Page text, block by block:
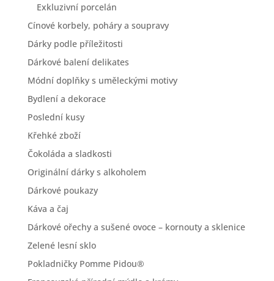
Exkluzivní porcelán
Cínové korbely, poháry a soupravy
Dárky podle příležitosti
Dárkové balení delikates
Módní doplňky s uměleckými motivy
Bydlení a dekorace
Poslední kusy
Křehké zboží
Čokoláda a sladkosti
Originální dárky s alkoholem
Dárkové poukazy
Káva a čaj
Dárkové ořechy a sušené ovoce – kornouty a sklenice
Zelené lesní sklo
Pokladničky Pomme Pidou®